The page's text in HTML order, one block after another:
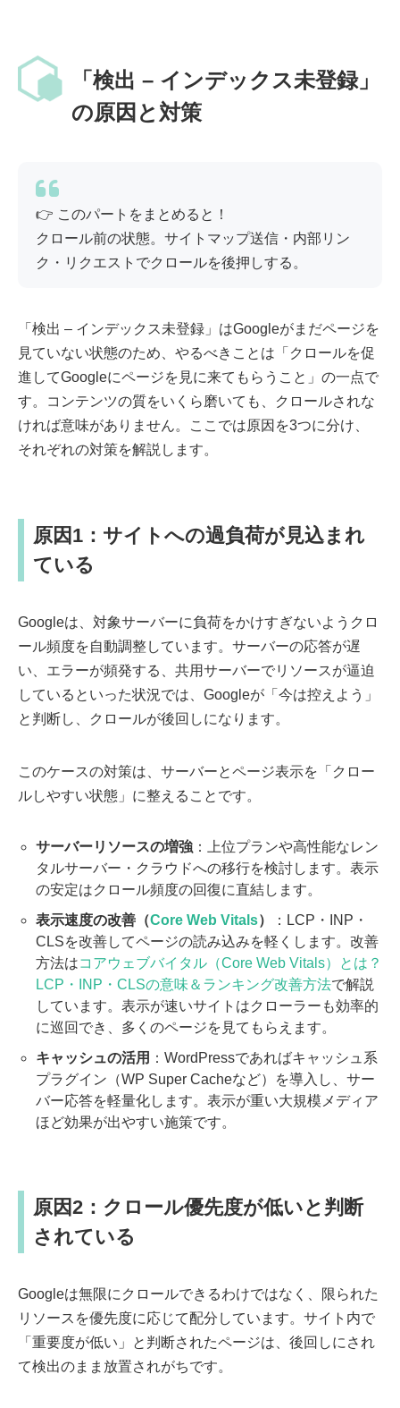
「検出 – インデックス未登録」
の原因と対策
👉 このパートをまとめると！
クロール前の状態。サイトマップ送信・内部リン
ク・リクエストでクロールを後押しする。
「検出 – インデックス未登録」はGoogleがまだページを
見ていない状態のため、やるべきことは「クロールを促
進してGoogleにページを見に来てもらうこと」の一点で
す。コンテンツの質をいくら磨いても、クロールされな
ければ意味がありません。ここでは原因を3つに分け、
それぞれの対策を解説します。
原因1：サイトへの過負荷が見込まれ
ている
Googleは、対象サーバーに負荷をかけすぎないようクロ
ール頻度を自動調整しています。サーバーの応答が遅
い、エラーが頻発する、共用サーバーでリソースが逼迫
しているといった状況では、Googleが「今は控えよう」
と判断し、クロールが後回しになります。
このケースの対策は、サーバーとページ表示を「クロー
ルしやすい状態」に整えることです。
サーバーリソースの増強 ：上位プランや高性能なレン
タルサーバー・クラウドへの移行を検討します。表示
の安定はクロール頻度の回復に直結します。
表示速度の改善（Core Web Vitals）
：LCP・INP・
CLSを改善してページの読み込みを軽くします。改善
方法はコアウェブバイタル（Core Web Vitals）とは？
LCP・INP・CLSの意味＆ランキング改善方法で解説
しています。表示が速いサイトはクローラーも効率的
に巡回でき、多くのページを見てもらえます。
キャッシュの活用 ：WordPressであればキャッシュ系
プラグイン（WP Super Cacheなど）を導入し、サー
バー応答を軽量化します。表示が重い大規模メディア
ほど効果が出やすい施策です。
原因2：クロール優先度が低いと判断
されている
Googleは無限にクロールできるわけではなく、限られた
リソースを優先度に応じて配分しています。サイト内で
「重要度が低い」と判断されたページは、後回しにされ
て検出のまま放置されがちです。